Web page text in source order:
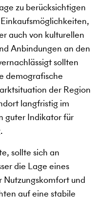
zu berücksichtigen
auch von kulturellen
Anbindungen an den
sollten
demografische
der Region
langfristig im
guter Indikator für
sollte sich an
die Lage eines
Nutzungskomfort und
auf eine stabile